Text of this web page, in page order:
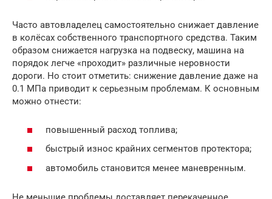
Часто автовладелец самостоятельно снижает давление
в колёсах собственного транспортного средства. Таким
образом снижается нагрузка на подвеску, машина на
порядок легче «проходит» различные неровности
дороги. Но стоит отметить: снижение давление даже на
0.1 МПа приводит к серьезным проблемам. К основным
можно отнести:
повышенный расход топлива;
быстрый износ крайних сегментов протектора;
автомобиль становится менее маневренным.